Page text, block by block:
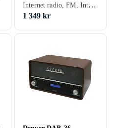
Internet radio, FM, Internetströmning, DAB, DAB+, Hörlursutgång, USB, Analog 3,5mm-ingång (Aux)
1 349 kr